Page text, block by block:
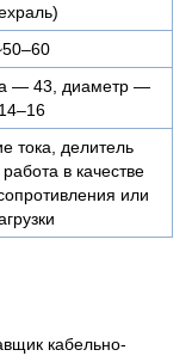
— 43, диаметр —
14–16
тока, делитель
в качестве
или
кабельно-